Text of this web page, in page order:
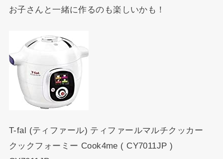
お子さんと一緒に作るのも楽しいかも！
T-fal (ティファール) ティファールマルチクッカー
クックフォーミー Cook4me ( CY7011JP )